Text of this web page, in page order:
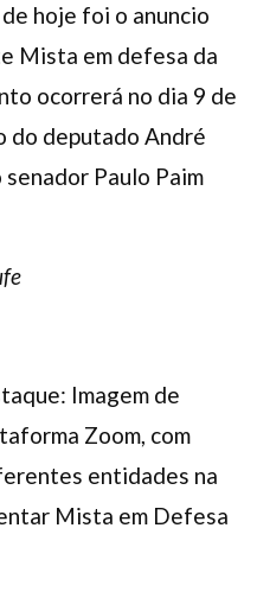
hoje foi o anuncio
Mista em defesa da
ocorrerá no dia 9 de
do deputado André
Paulo Paim
Imagem de
Zoom, com
entidades na
Mista em Defesa